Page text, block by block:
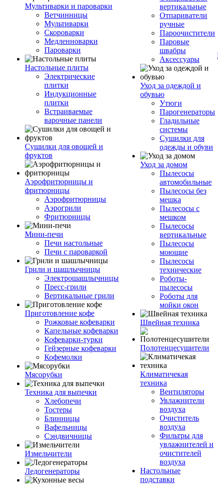
Мультиварки и пароварки
Ветчинницы
Мультиварки
Скороварки
Медленноварки
Пароварки
Настольные плиты
Электрические
плитки
Индукционные
плитки
Встраиваемые
варочные панели
Сушилки для овощей и
фруктов
Аэрофритюрницы и
фритюрницы
Аэрофритюрницы
Аэрогрили
Фритюрницы
Мини-печи
Печи настольные
Печи с пароваркой
Грили и шашлычницы
Электрошашлычницы
Пресс-грили
Вертикальные грили
Приготовление кофе
Рожковые кофеварки
Капельные кофеварки
Кофеварки-турки
Гейзерные кофеварки
Кофемолки
Мясорубки
Техника для выпечки
Хлебопечи
Тостеры
Блинницы
Вафельницы
Сэндвичницы
Измельчители
Ледогенераторы
вертикальные
Отпариватели
ручные
Пароочистители
Паровые
швабры
Аксессуары
Уход за одеждой и
обувью
Утюги
Парогенераторы
Гладильные
системы
Сушилки для
одежды и обуви
Уход за домом
Пылесосы
автомобильные
Пылесосы без
мешка
Пылесосы с
мешком
Пылесосы
вертикальные
Пылесосы
моющие
Пылесосы
технические
Роботы-
пылесосы
Роботы для
мойки окон
Швейная техника
Полотенцесушители
Климатичекая
техника
Вентиляторы
Увлажнители
воздуха
Очиститель
воздуха
Фильтры для
увлажнителей и
очистителей
воздуха
Настольные
подставки